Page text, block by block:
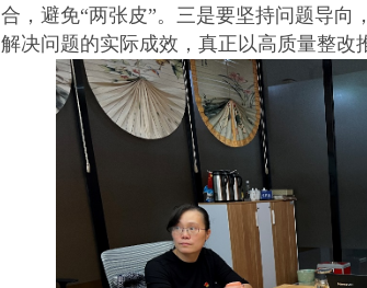
合，避免“两张皮”。三是要坚持问题导向
解决问题的实际成效，真正以高质量整改